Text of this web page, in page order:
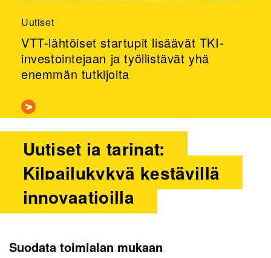
Uutiset
VTT-lähtöiset startupit lisäävät TKI-
investointejaan ja työllistävät yhä
enemmän tutkijoita
Uutiset ja tarinat:
Kilpailukykyä kestävillä
innovaatioilla
Suodata toimialan mukaan